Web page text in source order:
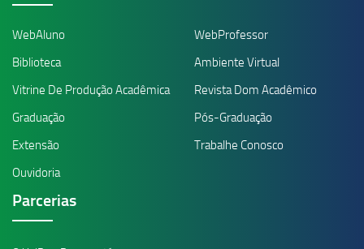
WebAluno
WebProfessor
Biblioteca
Ambiente Virtual
Vitrine De Produção Acadêmica
Revista Dom Acadêmico
Graduação
Pós-Graduação
Extensão
Trabalhe Conosco
Ouvidoria
Parcerias